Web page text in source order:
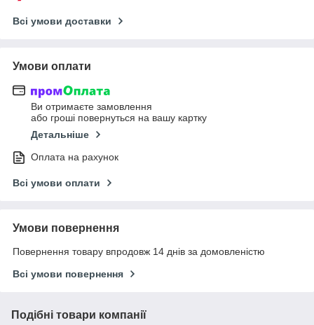
Всі умови доставки
Умови оплати
Ви отримаєте замовлення
або гроші повернуться на вашу картку
Детальніше
Оплата на рахунок
Всі умови оплати
Умови повернення
Повернення товару впродовж 14 днів за домовленістю
Всі умови повернення
Подібні товари компанії